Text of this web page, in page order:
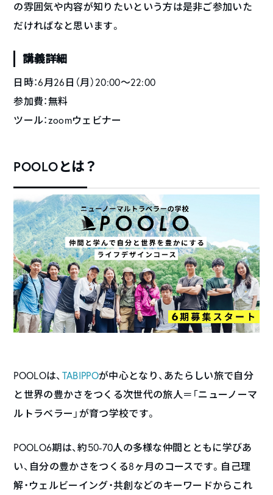
の雰囲気や内容が知りたいという方は是非ご参加いた
だければなと思います。
講義詳細
日時：6月26日（月）20:00〜22:00
参加費：無料
ツール：zoomウェビナー
POOLOとは？
POOLOは、 TABIPPOが中心となり、あたらしい旅で自分
と世界の豊かさをつくる次世代の旅人＝「ニューノーマ
ルトラベラー」が育つ学校です。
POOLO6期は、約50-70人の多様な仲間とともに学びあ
い、自分の豊かさをつくる8ヶ月のコースです。自己理
解・ウェルビーイング・共創などのキーワードからこれ